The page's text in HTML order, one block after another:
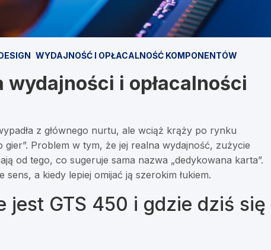
WYDAJNOŚĆ I OPŁACALNOŚĆ KOMPONENTÓW
wydajności i opłacalności
z głównego nurtu, ale wciąż krąży po rynku
Problem w tym, że jej realna wydajność, zużycie
od tego, co sugeruje sama nazwa „dedykowana karta”.
a kiedy lepiej omijać ją szerokim łukiem.
jest GTS 450 i gdzie dziś się